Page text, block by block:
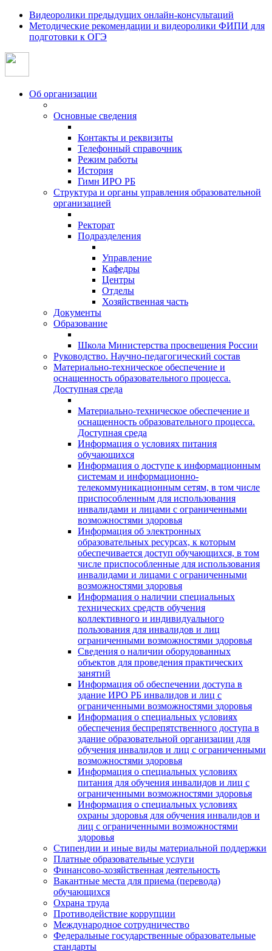
Видеоролики предыдущих онлайн-консультаций
Методические рекомендации и видеоролики ФИПИ для
подготовки к ОГЭ
Об организации
Основные сведения
Контакты и реквизиты
Телефонный справочник
Режим работы
История
Гимн ИРО РБ
Структура и органы управления образовательной
организацией
Ректорат
Подразделения
Управление
Кафедры
Центры
Отделы
Хозяйственная часть
Документы
Образование
Школа Министерства просвещения России
Руководство. Научно-педагогический состав
Материально-техническое обеспечение и
оснащенность образовательного процесса.
Доступная среда
Материально-техническое обеспечение и
оснащенность образовательного процесса.
Доступная среда
Информация о условиях питания
обучающихся
Информация о доступе к информационным
системам и информационно-
телекоммуникационным сетям, в том числе
приспособленным для использования
инвалидами и лицами с ограниченными
возможностями здоровья
Информация об электронных
образовательных ресурсах, к которым
обеспечивается доступ обучающихся, в том
числе приспособленные для использования
инвалидами и лицами с ограниченными
возможностями здоровья
Информация о наличии специальных
технических средств обучения
коллективного и индивидуального
пользования для инвалидов и лиц
ограниченными возможностями здоровья
Сведения о наличии оборудованных
объектов для проведения практических
занятий
Информация об обеспечении доступа в
здание ИРО РБ инвалидов и лиц с
ограниченными возможностями здоровья
Информация о специальных условиях
обеспечения беспрепятственного доступа в
здание образовательной организации для
обучения инвалидов и лиц с ограниченными
возможностями здоровья
Информация о специальных условиях
питания для обучения инвалидов и лиц с
ограниченными возможностями здоровья
Информация о специальных условиях
охраны здоровья для обучения инвалидов и
лиц с ограниченными возможностями
здоровья
Стипендии и иные виды материальной поддержки
Платные образовательные услуги
Финансово-хозяйственная деятельность
Вакантные места для приема (перевода)
обучающихся
Охрана труда
Противодействие коррупции
Международное сотрудничество
Федеральные государственные образовательные
стандарты